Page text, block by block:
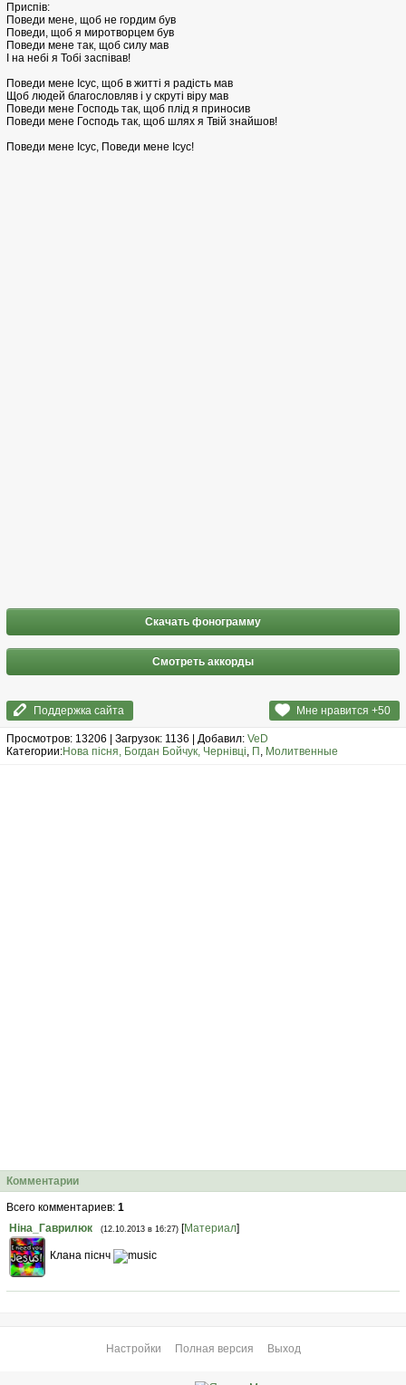
Приспів:
Поведи мене, щоб не гордим був
Поведи, щоб я миротворцем був
Поведи мене так, щоб силу мав
І на небі я Тобі заспівав!
Поведи мене Ісус, щоб в житті я радість мав
Щоб людей благословляв і у скруті віру мав
Поведи мене Господь так, щоб плід я приносив
Поведи мене Господь так, щоб шлях я Твій знайшов!
Поведи мене Ісус, Поведи мене Ісус!
Скачать фонограмму
Смотреть аккорды
Мне нравится +50
Поддержка сайта
Просмотров: 13206 | Загрузок: 1136 | Добавил: VeD
Категории:Нова пісня, Богдан Бойчук, Чернівці, П , Молитвенные
Комментарии
Всего комментариев: 1
Ніна_Гаврилюк
(12.10.2013 в 16:27) [Материал]
Клана піснч
Настройки Полная версия Выход